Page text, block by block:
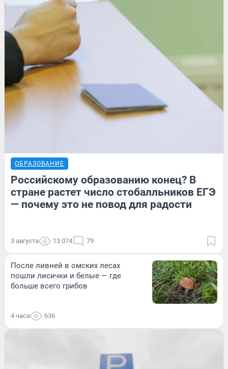
ОБРАЗОВАНИЕ
Российскому образованию конец? В
стране растет число стобалльников ЕГЭ
— почему это не повод для радости
3 августа 13 074 79
После ливней в омских лесах
пошли лисички и белые — где
больше всего грибов
4 часа 636